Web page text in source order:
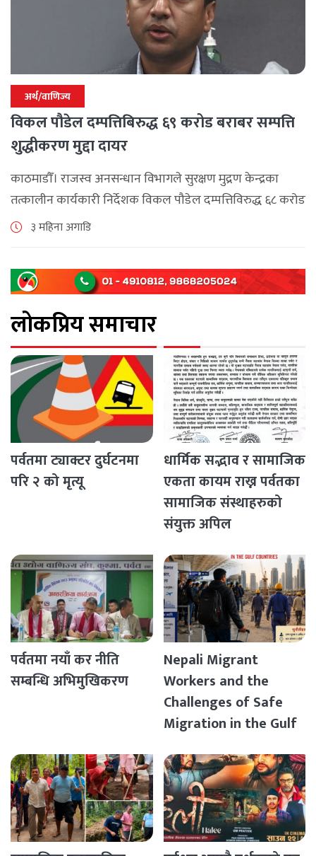
अर्थ/वाणिज्य
विकल पौडेल दम्पत्तिबिरुद्ध ६९ करोड बराबर सम्पत्ति
शुद्धीकरण मुद्दा दायर
काठमाडौँ। राजस्व अनसन्धान विभागले सुरक्षण मुद्रण केन्द्रका
तत्कालीन कार्यकारी निर्देशक विकल पौडेल दम्पत्तिविरुद्ध ६८ करोड
९४ लाख ६५ हजार रुपैयाँ बराबर बिगो दाबी गर्दै सम्पत्ति शुद्धीकरण
३ महिना अगाडि
लोकप्रिय समाचार
पर्वतमा ट्याक्टर दुर्घटनमा
परि २ को मृत्यू
धार्मिक सद्भाव र सामाजिक
एकता कायम राख्न पर्वतका
सामाजिक संस्थाहरुको
संयुक्त अपिल
पर्वतमा नयाँ कर नीति
सम्बन्धि अभिमुखिकरण
Nepali Migrant
Workers and the
Challenges of Safe
Migration in the Gulf